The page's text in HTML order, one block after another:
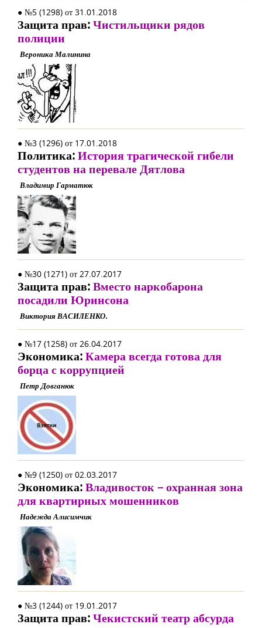
● №5 (1298) от 31.01.2018
Защита прав:Чистильщики рядов
полиции
Вероника Малинина
● №3 (1296) от 17.01.2018
Политика:История трагической гибели
студентов на перевале Дятлова
Владимир Гарматюк
● №30 (1271) от 27.07.2017
Защита прав:Вместо наркобарона
посадили Юринсона
Виктория ВАСИЛЕНКО.
● №17 (1258) от 26.04.2017
Экономика:Камера всегда готова для
борца с коррупцией
Петр Довганюк
● №9 (1250) от 02.03.2017
Экономика:Владивосток – охранная зона
для квартирных мошенников
Надежда Алисимчик
● №3 (1244) от 19.01.2017
Защита прав:Чекистский театр абсурда